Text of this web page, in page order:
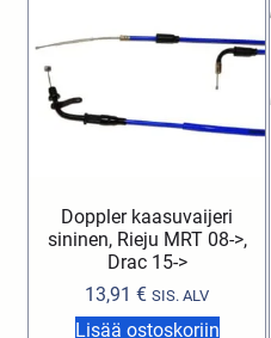
Doppler kaasuvaijeri
sininen, Rieju MRT 08->,
Drac 15->
13,91€ SIS. ALV
Lisää ostoskoriin